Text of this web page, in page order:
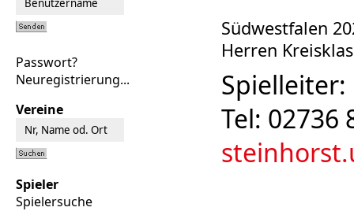
Passwort?
Neuregistrierung...
Vereine
Spieler
Spielersuche
Südwestfalen
Herren
Tel: 02736